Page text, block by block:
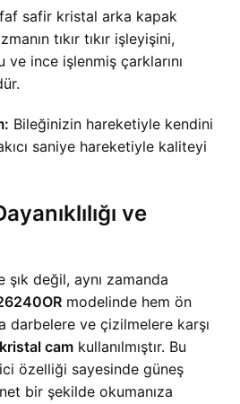
safir kristal arka kapak
tıkır tıkır işleyişini,
ince işlenmiş çarklarını
Bileğinizin hareketiyle kendini
saniye hareketiyle kaliteyi
ve
değil, aynı zamanda
modelinde hem ön
darbelere ve çizilmelere karşı
cam kullanılmıştır. Bu
özelliği sayesinde güneş
bir şekilde okumanıza